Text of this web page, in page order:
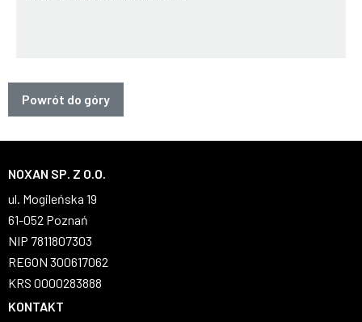
Powrót do góry
NOXAN SP. Z O.O.
ul. Mogileńska 19
61-052 Poznań
NIP 7811807303
REGON 300617062
KRS 0000283888
KONTAKT